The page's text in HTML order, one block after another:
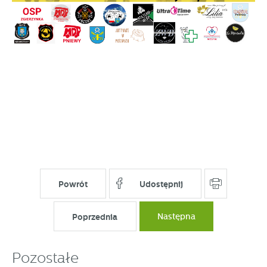
Powrót Udostępnij
Poprzednia Następna
Pozostałe